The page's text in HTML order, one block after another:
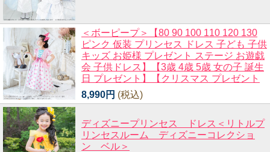
＜ボーピープ＞【80 90 100 110 120 130
ピンク 仮装 プリンセス ドレス 子ども 子供
キッズ お姫様 プレゼント ステージ お遊戯
会 子供ドレス】【3歳 4歳 5歳 女の子 誕生
日 プレゼント】【クリスマス プレゼント
8,990円 (税込)
ディズニープリンセス ドレス＜リトルプ
リンセスルーム ディズニーコレクショ
ン ベル＞